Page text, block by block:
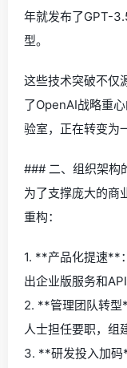
年就发布了GPT-
型。
这些技术突破不仅
了OpenAI战略重
验室，正在转变为
### 二、组织架构
为了支撑庞大的商
重构：
1. **产品化提速**
出企业版服务和
2. **管理团队转型
人士担任要职，组
3. **研发投入加码